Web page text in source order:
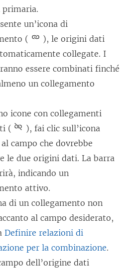
primaria.
un’icona di
(
), le origini dati
collegate. I
essere combinati finché
un collegamento
icone con collegamenti
(
), fai clic sull’icona
campo che dovrebbe
le due origini dati. La barra
indicando un
attivo.
di un collegamento non
al campo desiderato,
Definire relazioni di
per la combinazione.
dell’origine dati